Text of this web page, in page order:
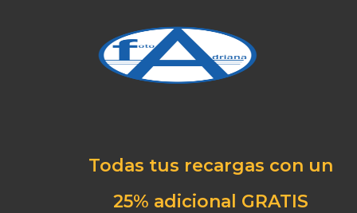
Todas tus recargas con un
25% adicional GRATIS